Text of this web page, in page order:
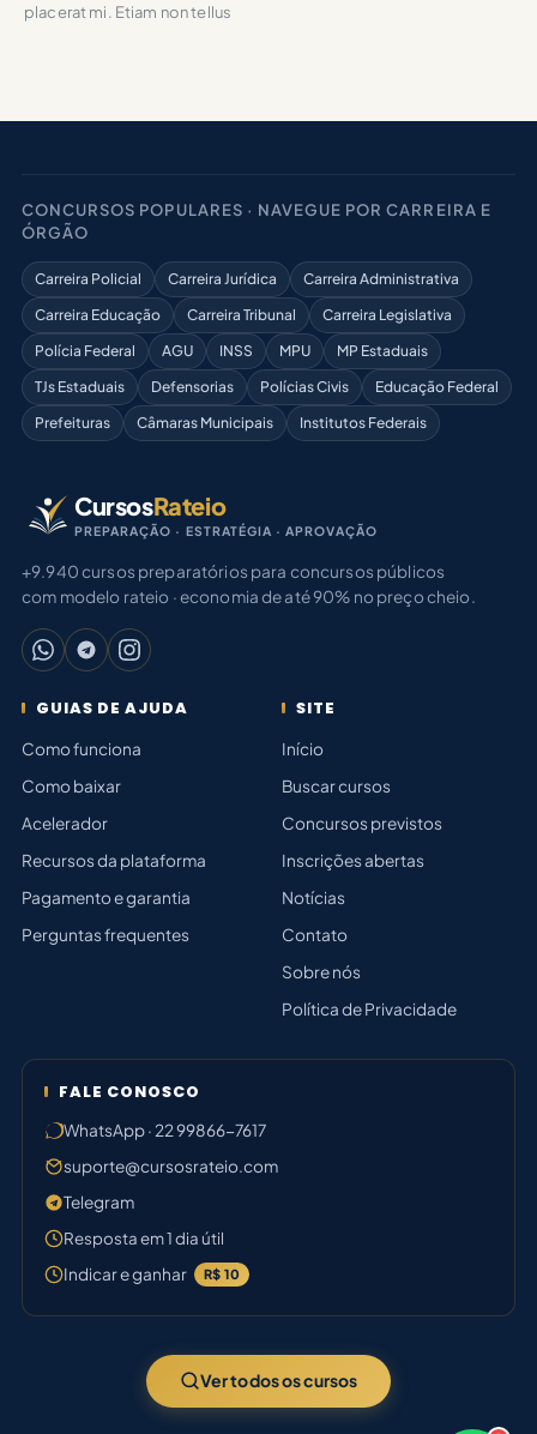
placerat mi. Etiam non tellus
CONCURSOS POPULARES · NAVEGUE POR CARREIRA E
ÓRGÃO
Carreira Policial Carreira Jurídica
Carreira Administrativa
Carreira Educação
Carreira Tribunal
Carreira Legislativa
Polícia Federal
AGU INSS MPU
MP Estaduais
TJs Estaduais
Defensorias Polícias Civis
Educação Federal
Prefeituras
Câmaras Municipais Institutos Federais
CursosRateio
PREPARAÇÃO · ESTRATÉGIA · APROVAÇÃO
+9.940 cursos preparatórios para concursos públicos
com modelo rateio · economia de até 90% no preço cheio.
GUIAS DE AJUDA
Como funciona
Como baixar
Acelerador
Recursos da plataforma
Pagamento e garantia
Perguntas frequentes
SITE
Início
Buscar cursos
Concursos previstos
Inscrições abertas
Notícias
Contato
Sobre nós
Política de Privacidade
FALE CONOSCO
WhatsApp · 22 99866-7617
suporte@cursosrateio.com
Telegram
Resposta em 1 dia útil
Indicar e ganhar
R$ 10
Ver todos os cursos